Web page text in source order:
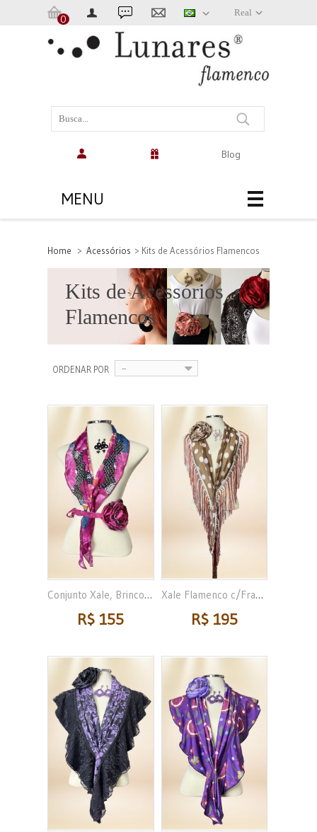
Real
Blog
0
(vazio)
MENU
Home > Acessórios > Kits de Acessórios Flamencos
Kits de Acessórios
Flamencos
ORDENAR POR --
Conjunto Xale, Brincos e...
R$ 155
Xale Flamenco c/Franja,...
R$ 195